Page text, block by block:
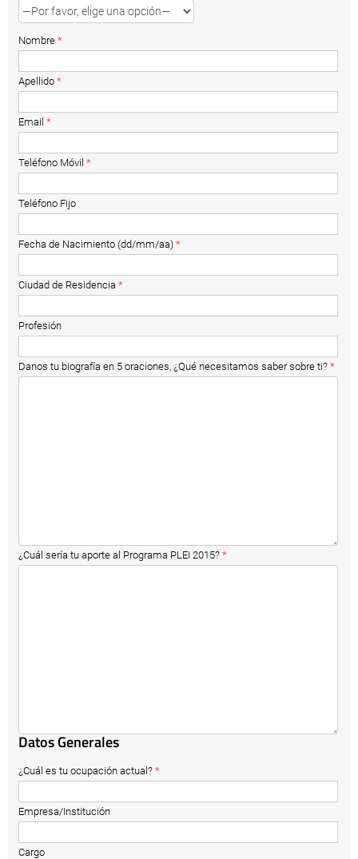
Nombre *
Apellido *
Email *
Teléfono Móvil *
Teléfono Fijo
Fecha de Nacimiento (dd/mm/aa) *
Ciudad de Residencia *
Profesión
Danos tu biografía en 5 oraciones, ¿Qué necesitamos saber sobre ti? *
¿Cuál sería tu aporte al Programa PLEI 2015? *
Datos Generales
¿Cuál es tu ocupación actual? *
Empresa/Institución
Cargo